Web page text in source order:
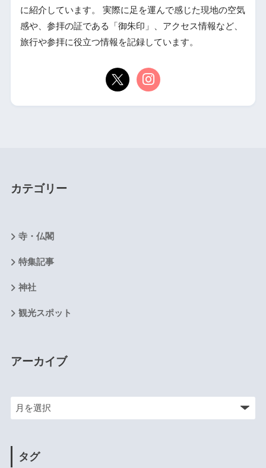
に紹介しています。 実際に足を運んで感じた現地の空気
感や、参拝の証である「御朱印」、アクセス情報など、
旅行や参拝に役立つ情報を記録しています。
カテゴリー
寺・仏閣
特集記事
神社
観光スポット
アーカイブ
タグ